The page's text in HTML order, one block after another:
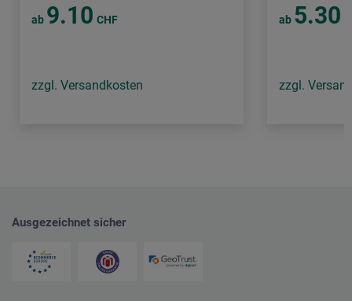
ab 9.10 CHF
zzgl. Versandkosten
ab 5.30
zzgl.
Ausgezeichnet sicher